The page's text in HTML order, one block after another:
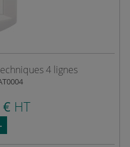
4 lignes
€ HT